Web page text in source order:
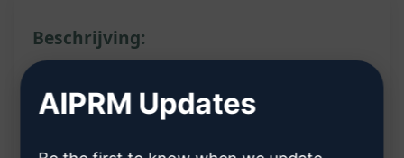
Beschrijving:
Genereert mindmaps voor contentexperts
AIPRM Updates